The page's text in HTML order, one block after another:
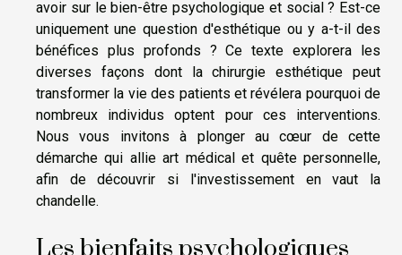
avoir sur le bien-être psychologique et social ? Est-ce
uniquement une question d'esthétique ou y a-t-il des
bénéfices plus profonds ? Ce texte explorera les
diverses façons dont la chirurgie esthétique peut
transformer la vie des patients et révélera pourquoi de
nombreux individus optent pour ces interventions.
Nous vous invitons à plonger au cœur de cette
démarche qui allie art médical et quête personnelle,
afin de découvrir si l'investissement en vaut la
chandelle.
Les bienfaits psychologiques